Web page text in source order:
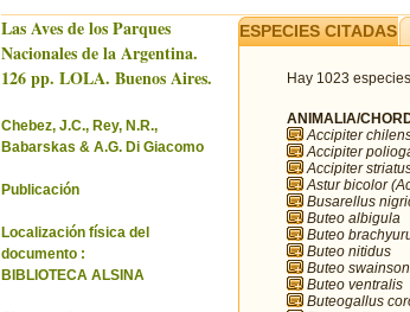
Las Aves de los Parques
Nacionales de la Argentina.
126 pp. LOLA. Buenos Aires.
Chebez, J.C., Rey, N.R.,
Babarskas & A.G. Di Giacomo
Publicación
Localización física del
documento :
BIBLIOTECA ALSINA
ESPECIES CITADAS
Hay 1023
ANIMALIA/
Accipiter
Accipiter
Accipiter
Astur bicolor
Busarellus
Buteo albigula
Buteo
Buteo nitidus
Buteo
Buteo ventralis
Buteogallus